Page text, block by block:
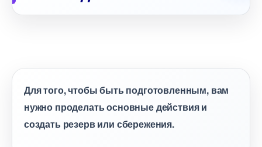
Для того, чтобы быть подготовленным, вам
нужно проделать основные действия и
создать резерв или сбережения.